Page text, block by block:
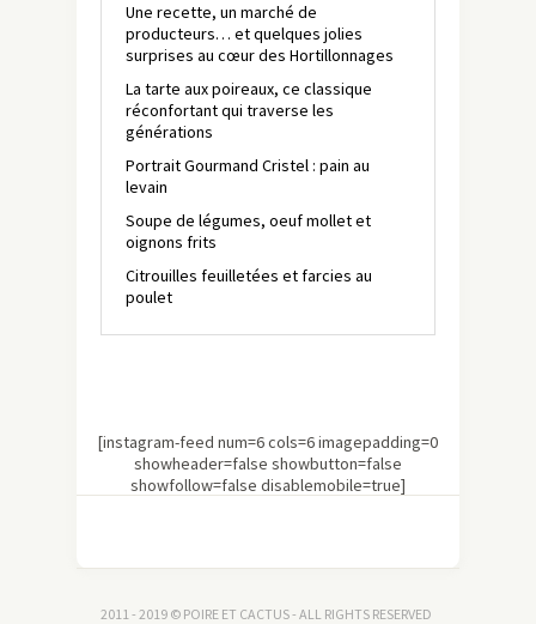
Une recette, un marché de
producteurs… et quelques jolies
surprises au cœur des Hortillonnages
La tarte aux poireaux, ce classique
réconfortant qui traverse les
générations
Portrait Gourmand Cristel : pain au
levain
Soupe de légumes, oeuf mollet et
oignons frits
Citrouilles feuilletées et farcies au
poulet
[instagram-feed num=6 cols=6 imagepadding=0
showheader=false showbutton=false
showfollow=false disablemobile=true]
2011 - 2019 © POIRE ET CACTUS - ALL RIGHTS RESERVED